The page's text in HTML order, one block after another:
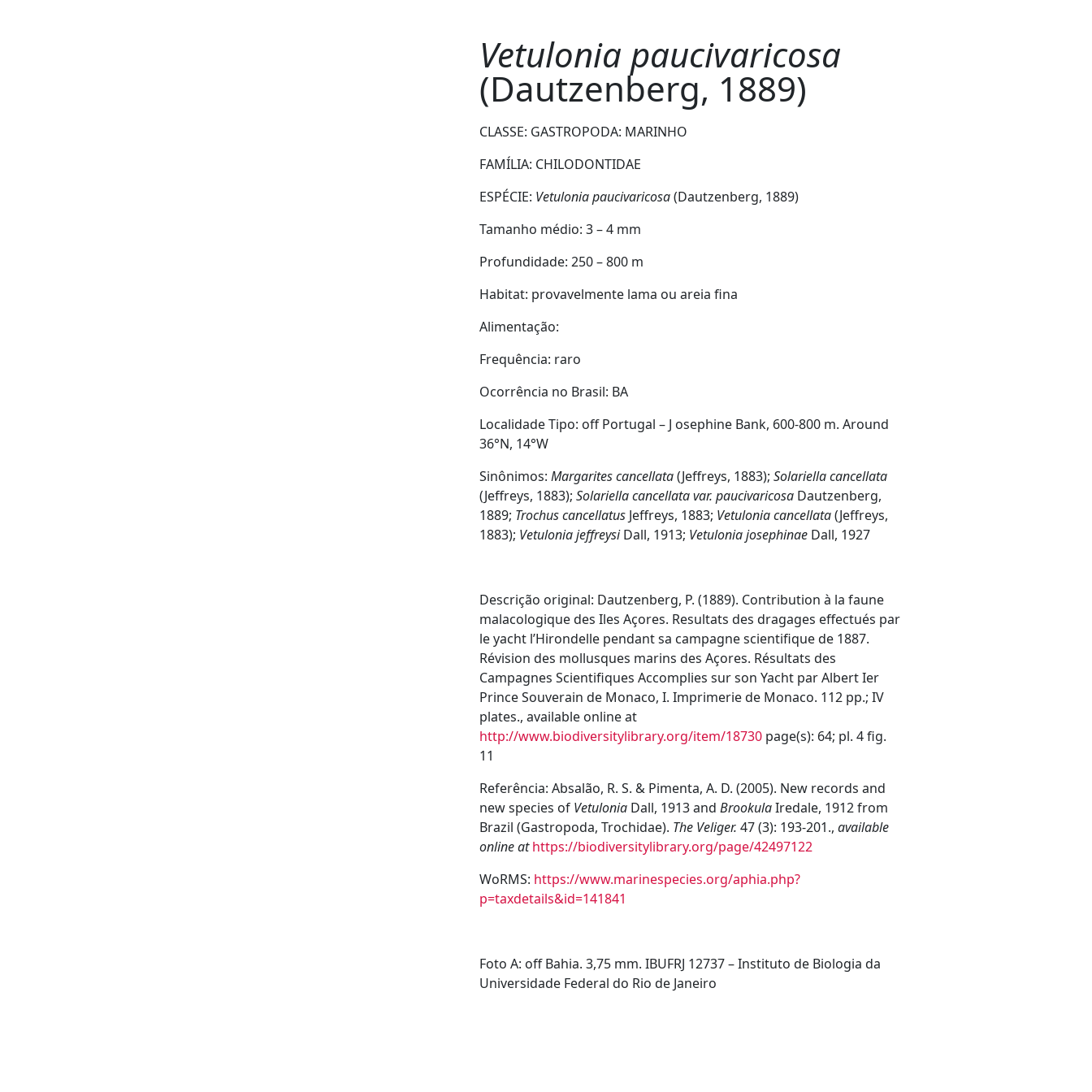
Vetulonia paucivaricosa
(Dautzenberg, 1889)
CLASSE: GASTROPODA: MARINHO
FAMÍLIA: CHILODONTIDAE
ESPÉCIE: Vetulonia paucivaricosa(Dautzenberg, 1889)
Tamanho médio: 3 – 4 mm
Profundidade: 250 – 800 m
Habitat: provavelmente lama ou areia fina
Alimentação:
Frequência: raro
Ocorrência no Brasil: BA
Localidade Tipo: off Portugal – J osephine Bank, 600-800 m. Around
36°N, 14°W
Sinônimos: Margarites cancellata(Jeffreys, 1883); Solariella cancellata
(Jeffreys, 1883); Solariella cancellata var. paucivaricosa Dautzenberg,
1889; Trochus cancellatus Jeffreys, 1883; Vetulonia cancellata(Jeffreys,
1883); Vetulonia jeffreysiDall, 1913; Vetulonia josephinae Dall, 1927
Descrição original: Dautzenberg, P. (1889). Contribution à la faune
malacologique des Iles Açores. Resultats des dragages effectués par
le yacht l’Hirondelle pendant sa campagne scientifique de 1887.
Révision des mollusques marins des Açores. Résultats des
Campagnes Scientifiques Accomplies sur son Yacht par Albert Ier
Prince Souverain de Monaco, I. Imprimerie de Monaco. 112 pp.; IV
plates., available online at
http://www.biodiversitylibrary.org/item/18730 page(s): 64; pl. 4 fig.
11
Referência: Absalão, R. S. & Pimenta, A. D. (2005). New records and
new species of Vetulonia Dall, 1913 and BrookulaIredale, 1912 from
Brazil (Gastropoda, Trochidae). The Veliger. 47 (3): 193-201., available
online at https://biodiversitylibrary.org/page/42497122
WoRMS: https://www.marinespecies.org/aphia.php?
p=taxdetails&id=141841
Foto A: off Bahia. 3,75 mm. IBUFRJ 12737 –Instituto de Biologia da
Universidade Federal do Rio de Janeiro